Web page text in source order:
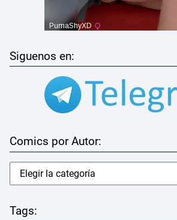
Siguenos en:
Comics por Autor:
Tags: